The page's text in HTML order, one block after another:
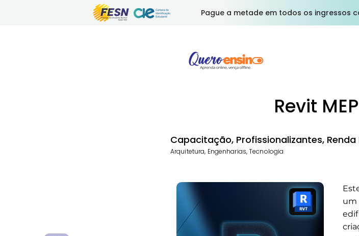
Pague a metade em todos os ingressos
Revit
Capacitação, Profissionalizantes, Renda
Arquitetura, Engenharias, Tecnologia
um